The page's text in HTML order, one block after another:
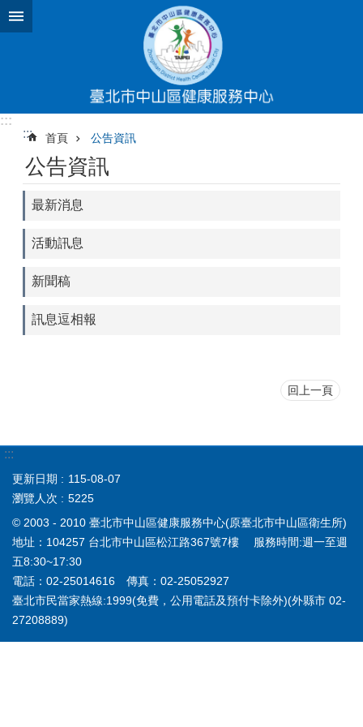
跳到主要內容區塊
:::
:::
首頁 公告資訊
公告資訊
最新消息
活動訊息
新聞稿
訊息逗相報
回上一頁
:::
更新日期
115-08-07
瀏覽人次
5225
© 2003 - 2010 臺北市中山區健康服務中心(原臺北市中山區衛生所)
地址：104257 台北市中山區松江路367號7樓 服務時間:週一至週
五8:30~17:30
電話：02-25014616 傳真：02-25052927
臺北市民當家熱線:1999(免費，公用電話及預付卡除外)(外縣市 02-
27208889)